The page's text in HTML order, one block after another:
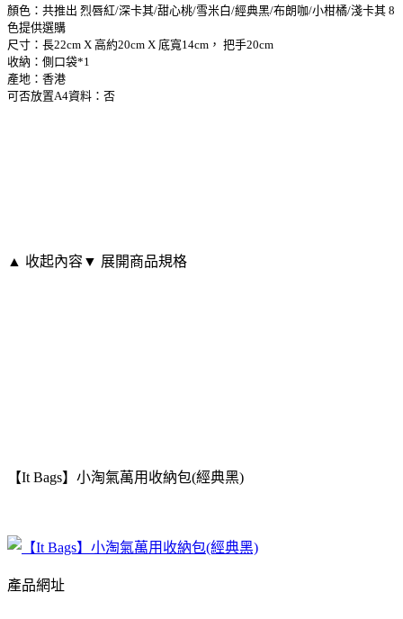
顏色：共推出 烈唇紅/深卡其/甜心桃/雪米白/經典黑/布朗咖/小柑橘/淺卡其 8
色提供選購
尺寸：長22cm X 高約20cm X 底寬14cm， 把手20cm
收納：側口袋*1
產地：香港
可否放置A4資料：否
▲ 收起內容▼ 展開商品規格
【It Bags】小淘氣萬用收納包(經典黑)
產品網址